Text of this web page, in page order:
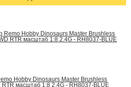
Hobby Dinosaurs Master Brushless
RTR масштаб 1:8 2.4G - RH8037-BLUE